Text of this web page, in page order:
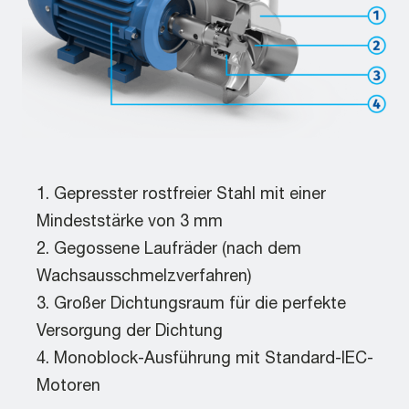
Gepresster rostfreier Stahl mit einer
Mindeststärke von 3 mm
Gegossene Laufräder (nach dem
Wachsausschmelzverfahren)
Großer Dichtungsraum für die perfekte
Versorgung der Dichtung
Monoblock-Ausführung mit Standard-IEC-
Motoren